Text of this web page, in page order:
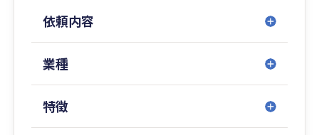
依頼内容
業種
特徴